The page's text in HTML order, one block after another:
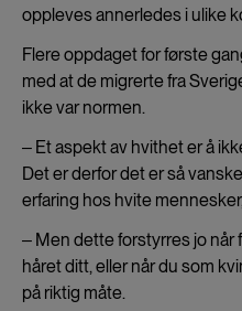
oppleves annerledes i ulike
Flere oppdaget for første
med at de migrerte fra
ikke var normen.
‒ Et aspekt av hvithet er å
Det er derfor det er så
erfaring hos hvite
‒ Men dette forstyrres jo når
håret ditt, eller når du som
på riktig måte.